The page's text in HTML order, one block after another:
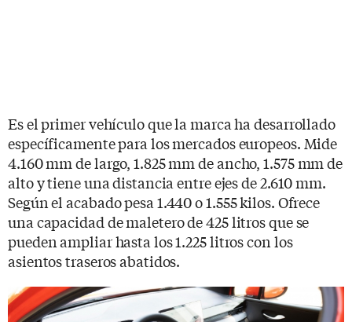
Es el primer vehículo que la marca ha desarrollado
específicamente para los mercados europeos. Mide
4.160 mm de largo, 1.825 mm de ancho, 1.575 mm de
alto y tiene una distancia entre ejes de 2.610 mm.
Según el acabado pesa 1.440 o 1.555 kilos. Ofrece
una capacidad de maletero de 425 litros que se
pueden ampliar hasta los 1.225 litros con los
asientos traseros abatidos.